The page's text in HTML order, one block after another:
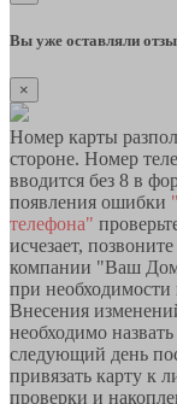
Вы уже оставляли
×
Номер карты
стороне. Номер
вводится без 8 в
появления ошибки
телефона"
исчезает,
компании "Ваш
при
Внесения
необходимо
следующий день
привязать карту к
проверки и